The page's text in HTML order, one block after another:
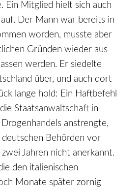
Ein Mitglied hielt sich auch
Der Mann war bereits in
worden, musste aber
Gründen wieder aus
werden. Er siedelte
über, und auch dort
lange hold: Ein Haftbefehl
Staatsanwaltschaft in
anstrengte,
Behörden vor
Jahren nicht anerkannt.
den italienischen
Monate später zornig